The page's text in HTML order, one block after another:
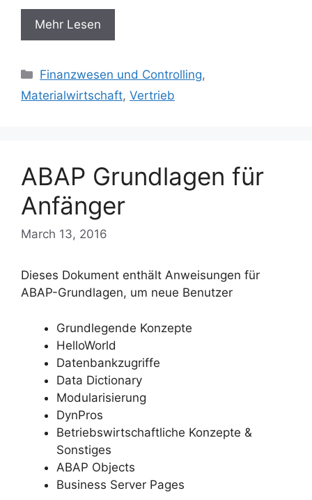
Mehr Lesen
Categories
Finanzwesen und Controlling,
Materialwirtschaft, Vertrieb
ABAP Grundlagen für
Anfänger
March 13, 2016
Dieses Dokument enthält Anweisungen für
ABAP-Grundlagen, um neue Benutzer
Grundlegende Konzepte
HelloWorld
Datenbankzugriffe
Data Dictionary
Modularisierung
DynPros
Betriebswirtschaftliche Konzepte &
Sonstiges
ABAP Objects
Business Server Pages